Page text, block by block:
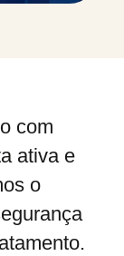
com
ativa e
o